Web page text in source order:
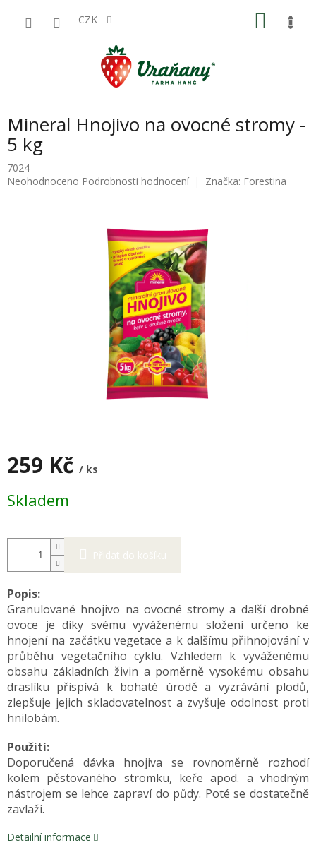
CZK
Mineral Hnojivo na ovocné stromy -
5 kg
7024
Průměrné
Neohodnoceno Podrobnosti hodnocení Značka: Forestina
259 Kč / ks
cena:
Skladem
Přidat do košíku
Popis:
Granulované hnojivo na ovocné stromy a další drobné
ovoce je díky svému vyváženému složení určeno ke
hnojení na začátku vegetace a k dalšímu přihnojování v
průběhu vegetačního cyklu. Vzhledem k vyváženému
obsahu základních živin a poměrně vysokému obsahu
draslíku přispívá k bohaté úrodě a vyzrávání plodů,
zlepšuje jejich skladovatelnost a zvyšuje odolnost proti
hnilobám.
Použití:
Doporučená dávka hnojiva se rovnoměrně rozhodí
kolem pěstovaného stromku, keře apod. a vhodným
nástrojem se lehce zapraví do půdy. Poté se dostatečně
zavlaží.
Detailní informace